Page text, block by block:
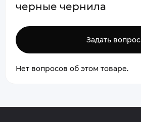
черные чернила
Задать вопрос
Нет вопросов об этом товаре.